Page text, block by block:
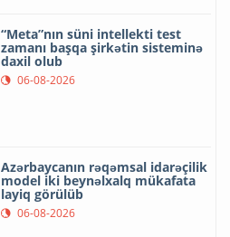
“Meta”nın süni intellekti test
zamanı başqa şirkətin sisteminə
daxil olub
06-08-2026
Azərbaycanın rəqəmsal idarəçilik
model iki beynəlxalq mükafata
layiq görülüb
06-08-2026